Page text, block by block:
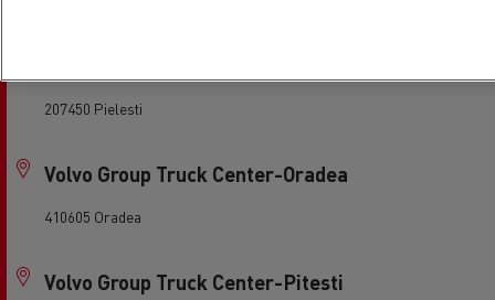
207450 Pielesti
Volvo Group Truck Center-Oradea
410605 Oradea
Volvo Group Truck Center-Pitesti